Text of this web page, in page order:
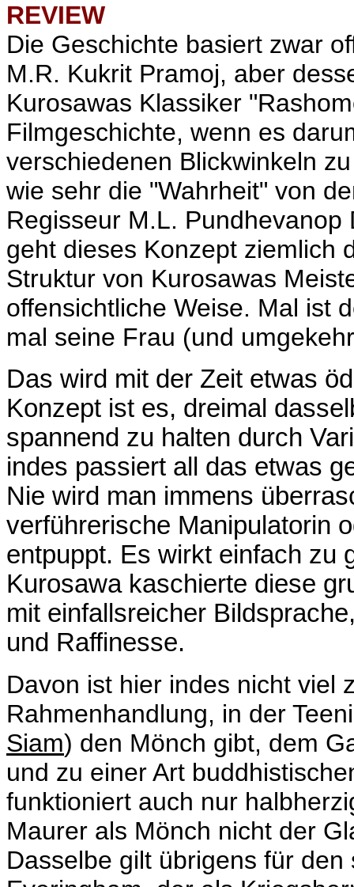
REVIEW
Die Geschichte basiert zwar
M.R. Kukrit Pramoj, aber
Kurosawas Klassiker
Filmgeschichte, wenn es
verschiedenen Blickwinkeln
wie sehr die "Wahrheit" von
Regisseur M.L. Pundhevanop
geht dieses Konzept ziemlich
Struktur von Kurosawas
offensichtliche Weise. Mal ist
mal seine Frau (und
Das wird mit der Zeit etwas
Konzept ist es, dreimal
spannend zu halten durch
indes passiert all das etwas
Nie wird man immens
verführerische Manipulatorin
entpuppt. Es wirkt einfach zu
Kurosawa kaschierte diese
mit einfallsreicher
und Raffinesse.
Davon ist hier indes nicht viel
Rahmenhandlung, in der
Siam) den Mönch gibt, dem
und zu einer Art
funktioniert auch nur
Maurer als Mönch nicht der
Dasselbe gilt übrigens für